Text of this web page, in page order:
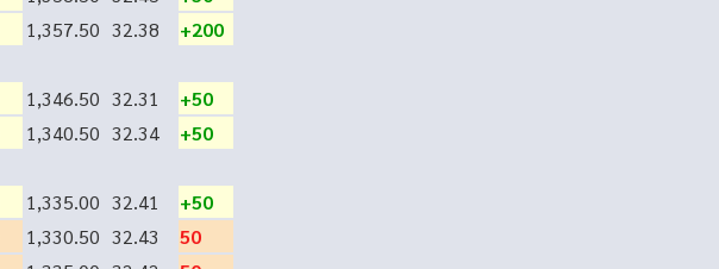
1,357.50 32.38
+200
1,346.50 32.31
+50
1,340.50 32.34
+50
1,335.00 32.41
+50
1,330.50 32.43
50